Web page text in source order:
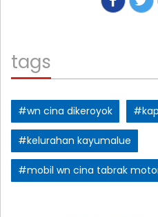
tags
#wn cina dikeroyok
#kelurahan kayumalue
#mobil wn cina tabrak